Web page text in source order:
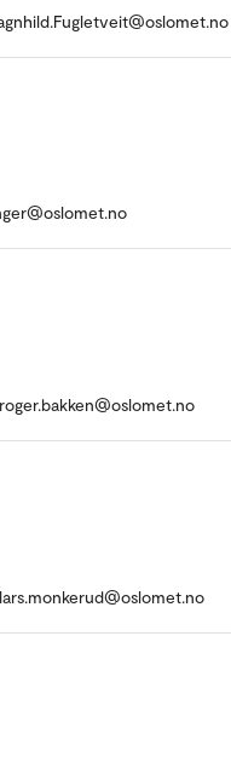
roger.bakken@oslomet.no
lars.monkerud@oslomet.no